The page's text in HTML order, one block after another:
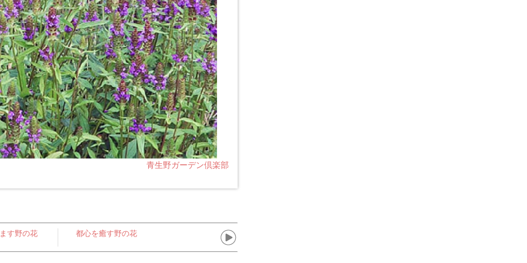
青生野ガーデン倶楽部
す野の花 都心を癒す野の花